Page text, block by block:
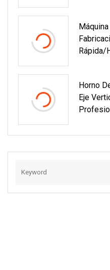
Rápida/
300t/D
Horno
Eje
China